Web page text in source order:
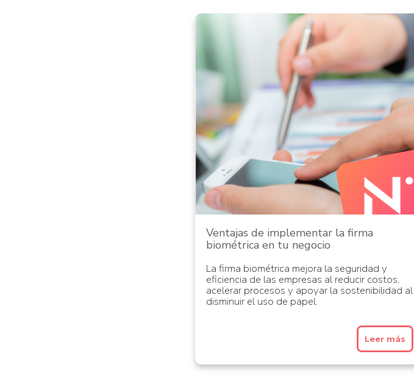
Ventajas de implementar la firma
biométrica en tu negocio
La firma biométrica mejora la seguridad y
eficiencia de las empresas al reducir costos,
acelerar procesos y apoyar la sostenibilidad al
disminuir el uso de papel.
Leer más